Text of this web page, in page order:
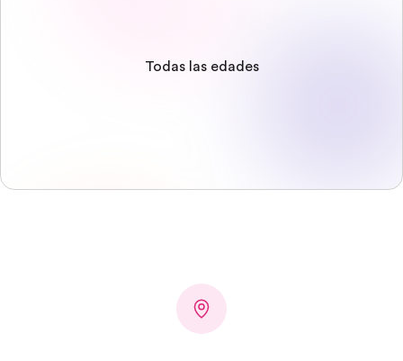
Todas las edades